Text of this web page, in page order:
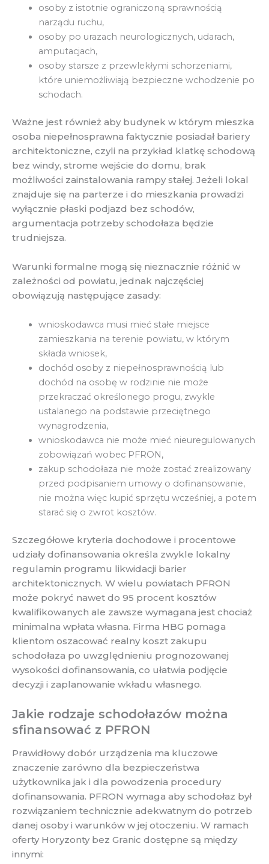
osoby z istotnie ograniczoną sprawnością
narządu ruchu,
osoby po urazach neurologicznych, udarach,
amputacjach,
osoby starsze z przewlekłymi schorzeniami,
które uniemożliwiają bezpieczne wchodzenie po
schodach.
Ważne jest również aby budynek w którym mieszka
osoba niepełnosprawna faktycznie posiadał bariery
architektoniczne, czyli na przykład klatkę schodową
bez windy, strome wejście do domu, brak
możliwości zainstalowania rampy stałej. Jeżeli lokal
znajduje się na parterze i do mieszkania prowadzi
wyłącznie płaski podjazd bez schodów,
argumentacja potrzeby schodołaza będzie
trudniejsza.
Warunki formalne mogą się nieznacznie różnić w
zależności od powiatu, jednak najczęściej
obowiązują następujące zasady:
wnioskodawca musi mieć stałe miejsce
zamieszkania na terenie powiatu, w którym
składa wniosek,
dochód osoby z niepełnosprawnością lub
dochód na osobę w rodzinie nie może
przekraczać określonego progu, zwykle
ustalanego na podstawie przeciętnego
wynagrodzenia,
wnioskodawca nie może mieć nieuregulowanych
zobowiązań wobec PFRON,
zakup schodołaza nie może zostać zrealizowany
przed podpisaniem umowy o dofinansowanie,
nie można więc kupić sprzętu wcześniej, a potem
starać się o zwrot kosztów.
Szczegółowe kryteria dochodowe i procentowe
udziały dofinansowania określa zwykle lokalny
regulamin programu likwidacji barier
architektonicznych. W wielu powiatach PFRON
może pokryć nawet do 95 procent kosztów
kwalifikowanych ale zawsze wymagana jest chociaż
minimalna wpłata własna. Firma HBG pomaga
klientom oszacować realny koszt zakupu
schodołaza po uwzględnieniu prognozowanej
wysokości dofinansowania, co ułatwia podjęcie
decyzji i zaplanowanie wkładu własnego.
Jakie rodzaje schodołazów można
sfinansować z PFRON
Prawidłowy dobór urządzenia ma kluczowe
znaczenie zarówno dla bezpieczeństwa
użytkownika jak i dla powodzenia procedury
dofinansowania. PFRON wymaga aby schodołaz był
rozwiązaniem technicznie adekwatnym do potrzeb
danej osoby i warunków w jej otoczeniu. W ramach
oferty Horyzonty bez Granic dostępne są między
innymi: